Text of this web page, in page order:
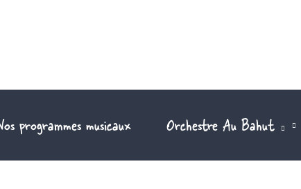
programmes musicaux Orchestre Au Bahut